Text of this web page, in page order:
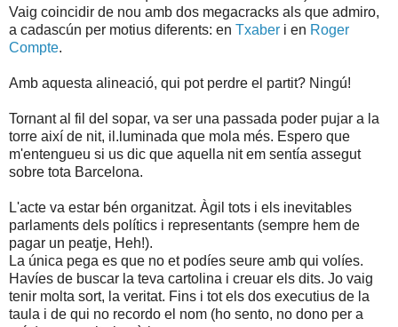
Vaig coincidir de nou amb dos megacracks als que admiro,
a cadascún per motius diferents: en Txaber i en Roger
Compte.
Amb aquesta alineació, qui pot perdre el partit? Ningú!
Tornant al fil del sopar, va ser una passada poder pujar a la
torre així de nit, il.luminada que mola més. Espero que
m'entengueu si us dic que aquella nit em sentía assegut
sobre tota Barcelona.
L'acte va estar bén organitzat. Àgil tots i els inevitables
parlaments dels polítics i representants (sempre hem de
pagar un peatje, Heh!).
La única pega es que no et podíes seure amb qui volíes.
Havíes de buscar la teva cartolina i creuar els dits. Jo vaig
tenir molta sort, la veritat. Fins i tot els dos executius de la
taula i de qui no recordo el nom (ho sento, no dono per a